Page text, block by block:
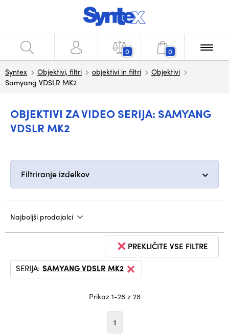
0 0
Syntex Objektivi, filtri objektivi in filtri
Objektivi
Samyang VDSLR MK2
OBJEKTIVI ZA VIDEO SERIJA: SAMYANG
VDSLR MK2
Filtriranje izdelkov
Najboljši prodajalci
PREKLIČITE VSE FILTRE
SERIJA: SAMYANG VDSLR MK2
Prikaz 1-28 z 28
1